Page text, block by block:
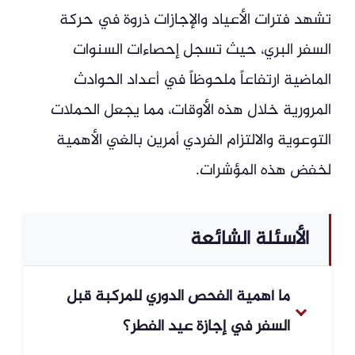
تشهد فترات الأعياد والإجازات ذروة في حركة
السفر البري، حيث تسجل إحصاءات السنوات
الماضية ارتفاعاً ملحوظاً في أعداد الحوادث
المرورية خلال هذه الأوقات، مما يجعل الحملات
التوعوية والالتزام الفردي أمرين بالغي الأهمية
لخفض هذه المؤشرات.
الأسئلة الشائعة
ما أهمية الفحص الدوري للمركبة قبل
السفر في إجازة عيد الفطر؟